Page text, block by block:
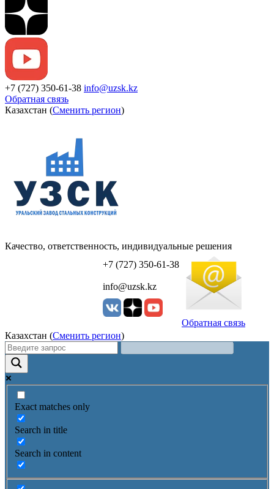
+7 (727) 350-61-38 info@uzsk.kz
Обратная связь
Казахстан (Сменить регион)
УЗСК Казахстан
Качество, ответственность, индивидуальные решения
+7 (727) 350-61-38
info@uzsk.kz
Обратная связь
Казахстан (Сменить регион)
Exact matches only
Search in title
Search in content